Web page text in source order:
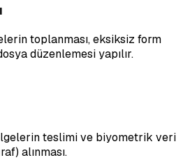
toplanması, eksiksiz form
düzenlemesi yapılır.
teslimi ve biyometrik veri
alınması.